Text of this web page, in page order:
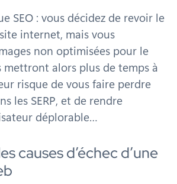
SEO : vous décidez de revoir le
internet, mais vous
non optimisées pour le
mettront alors plus de temps à
risque de vous faire perdre
les SERP, et de rendre
déplorable…
causes d’échec d’une